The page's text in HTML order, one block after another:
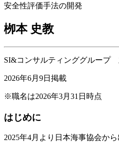
安全性評価手法の開発
栁本 史教
SI&コンサルティンググループ
2026年6月9日掲載
※職名は2026年3月31日時点
はじめに
2025年4月より日本海事協会か